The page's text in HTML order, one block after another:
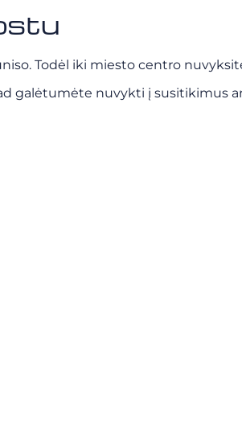
Todėl iki miesto centro
galėtumėte nuvykti į susitikimus